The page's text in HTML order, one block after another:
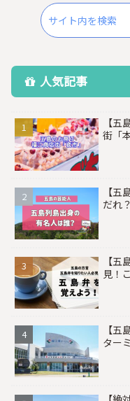
人気記事
【
街「
【
だれ？
【
見！
【
ター